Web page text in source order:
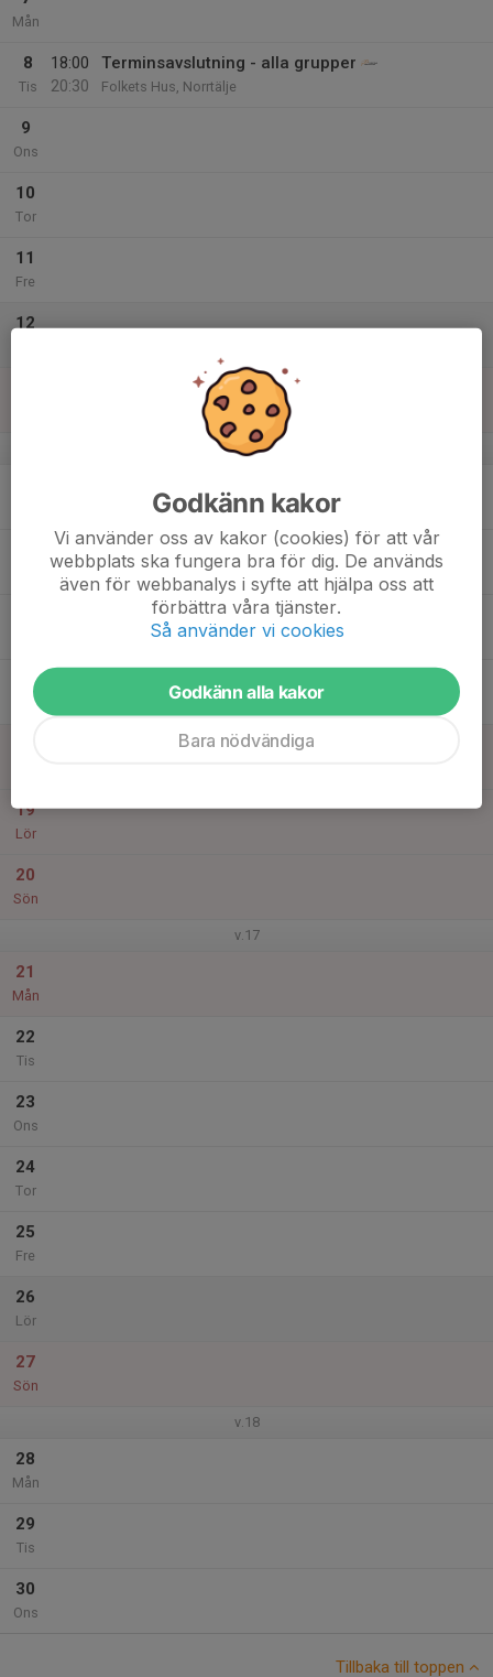
Mån
8
Tis
18:00
20:30
Terminsavslutning - alla grupper
Folkets Hus, Norrtälje
9
Ons
10
Tor
11
Fre
12
v.16
17
Tor
19
Lör
20
Sön
v.17
21
Mån
22
Tis
23
Ons
24
Tor
25
Fre
26
Lör
27
Sön
v.18
28
Mån
29
Tis
30
Ons
Tillbaka till toppen
Godkänn kakor
Vi använder oss av kakor (cookies) för att vår
webbplats ska fungera bra för dig. De används
även för webbanalys i syfte att hjälpa oss att
förbättra våra tjänster.
Så använder vi cookies
Godkänn alla kakor
Bara nödvändiga